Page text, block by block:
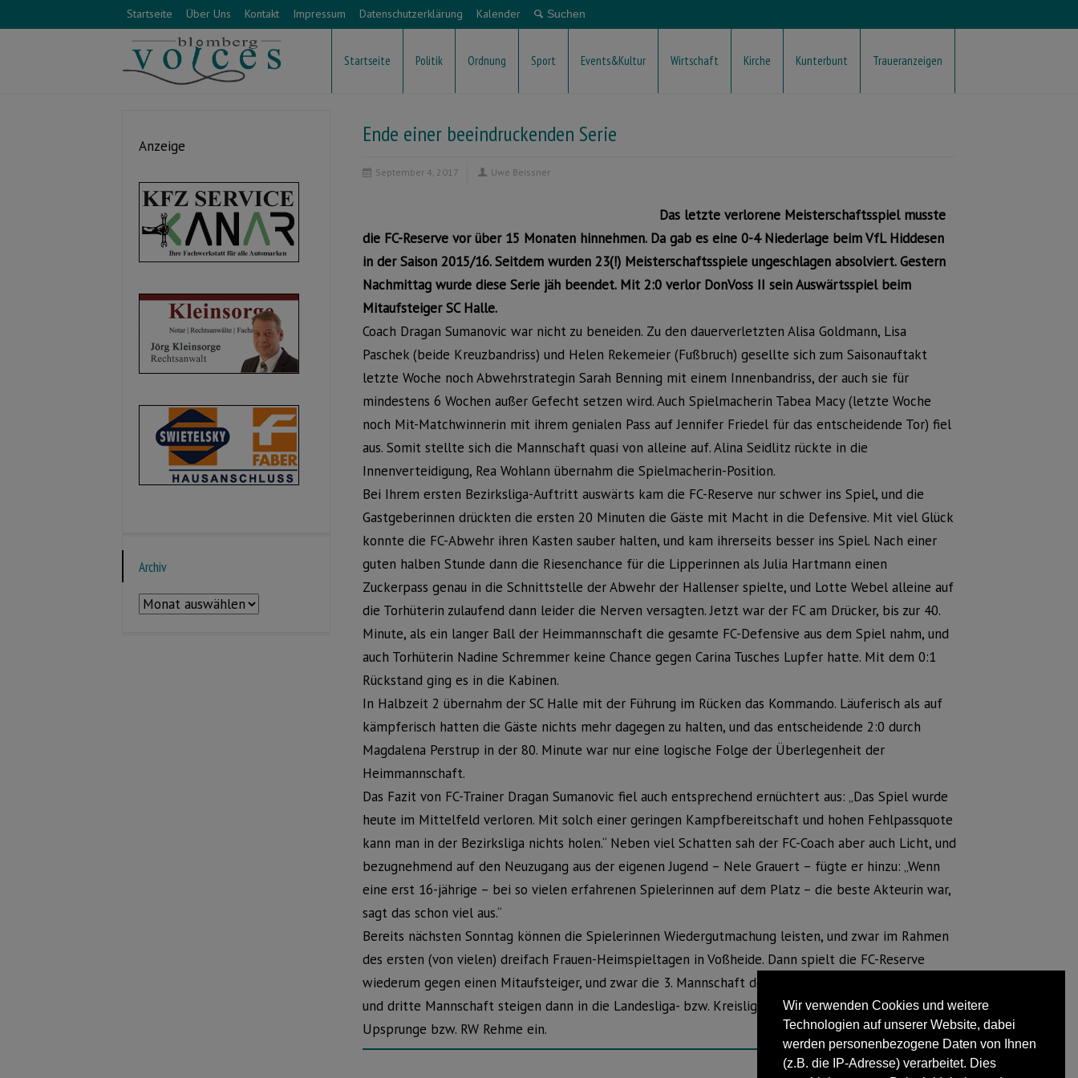
Wir verwenden Cookies und weitere
Technologien auf unserer Website, dabei
werden personenbezogene Daten von Ihnen
(z.B. die IP-Adresse) verarbeitet. Dies
Startseite Über Uns Kontakt Impressum Datenschutzerklärung Kalender
Startseite Politik Ordnung Sport Events&Kultur Wirtschaft Kirche Kunterbunt Traueranzeigen
Ende einer beeindruckenden Serie
September 4, 2017 Uwe Beissner
Das letzte verlorene Meisterschaftsspiel musste
die FC-Reserve vor über 15 Monaten hinnehmen. Da gab es eine 0-4 Niederlage beim VfL Hiddesen
in der Saison 2015/16. Seitdem wurden 23(!) Meisterschaftsspiele ungeschlagen absolviert. Gestern
Nachmittag wurde diese Serie jäh beendet. Mit 2:0 verlor DonVoss II sein Auswärtsspiel beim
Mitaufsteiger SC Halle.
Coach Dragan Sumanovic war nicht zu beneiden. Zu den dauerverletzten Alisa Goldmann, Lisa
Paschek (beide Kreuzbandriss) und Helen Rekemeier (Fußbruch) gesellte sich zum Saisonauftakt
letzte Woche noch Abwehrstrategin Sarah Benning mit einem Innenbandriss, der auch sie für
mindestens 6 Wochen außer Gefecht setzen wird. Auch Spielmacherin Tabea Macy (letzte Woche
noch Mit-Matchwinnerin mit ihrem genialen Pass auf Jennifer Friedel für das entscheidende Tor) fiel
aus. Somit stellte sich die Mannschaft quasi von alleine auf. Alina Seidlitz rückte in die
Innenverteidigung, Rea Wohlann übernahm die Spielmacherin-Position.
Bei Ihrem ersten Bezirksliga-Auftritt auswärts kam die FC-Reserve nur schwer ins Spiel, und die
Gastgeberinnen drückten die ersten 20 Minuten die Gäste mit Macht in die Defensive. Mit viel Glück
konnte die FC-Abwehr ihren Kasten sauber halten, und kam ihrerseits besser ins Spiel. Nach einer
guten halben Stunde dann die Riesenchance für die Lipperinnen als Julia Hartmann einen
Zuckerpass genau in die Schnittstelle der Abwehr der Hallenser spielte, und Lotte Webel alleine auf
die Torhüterin zulaufend dann leider die Nerven versagten. Jetzt war der FC am Drücker, bis zur 40.
Minute, als ein langer Ball der Heimmannschaft die gesamte FC-Defensive aus dem Spiel nahm, und
auch Torhüterin Nadine Schremmer keine Chance gegen Carina Tusches Lupfer hatte. Mit dem 0:1
Rückstand ging es in die Kabinen.
In Halbzeit 2 übernahm der SC Halle mit der Führung im Rücken das Kommando. Läuferisch als auf
kämpferisch hatten die Gäste nichts mehr dagegen zu halten, und das entscheidende 2:0 durch
Magdalena Perstrup in der 80. Minute war nur eine logische Folge der Überlegenheit der
Heimmannschaft.
Das Fazit von FC-Trainer Dragan Sumanovic fiel auch entsprechend ernüchtert aus: „Das Spiel wurde
heute im Mittelfeld verloren. Mit solch einer geringen Kampfbereitschaft und hohen Fehlpassquote
kann man in der Bezirksliga nichts holen.“ Neben viel Schatten sah der FC-Coach aber auch Licht, und
bezugnehmend auf den Neuzugang aus der eigenen Jugend – Nele Grauert – fügte er hinzu: „Wenn
eine erst 16-jährige – bei so vielen erfahrenen Spielerinnen auf dem Platz – die beste Akteurin war,
sagt das schon viel aus.“
Bereits nächsten Sonntag können die Spielerinnen Wiedergutmachung leisten, und zwar im Rahmen
des ersten (von vielen) dreifach Frauen-Heimspieltagen in Voßheide. Dann spielt die FC-Reserve
wiederum gegen einen Mitaufsteiger, und zwar die 3. Mannschaft des Herforder SV. Auch die erste
und dritte Mannschaft steigen dann in die Landesliga- bzw. Kreisliga-Saison gegen den SV
Upsprunge bzw. RW Rehme ein.
Anzeige
Archiv
Archiv